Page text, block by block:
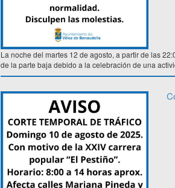
La noche del martes 12 de agosto, a partir de las
de la parte baja debido a la celebración de una